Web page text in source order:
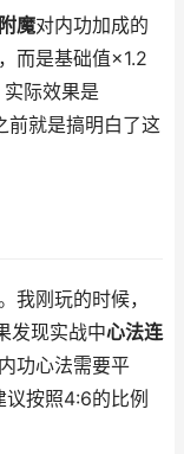
魔对内功加成的
而是基础值×1.2
际效果是
就是搞明白了这
我刚玩的时候，
发现实战中心法连
功心法需要平
按照4:6的比例